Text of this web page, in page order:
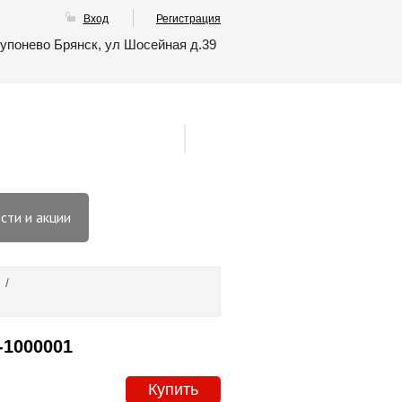
Вход Регистрация
Брянск, ул Шосейная д.39
и акции
/
Купить